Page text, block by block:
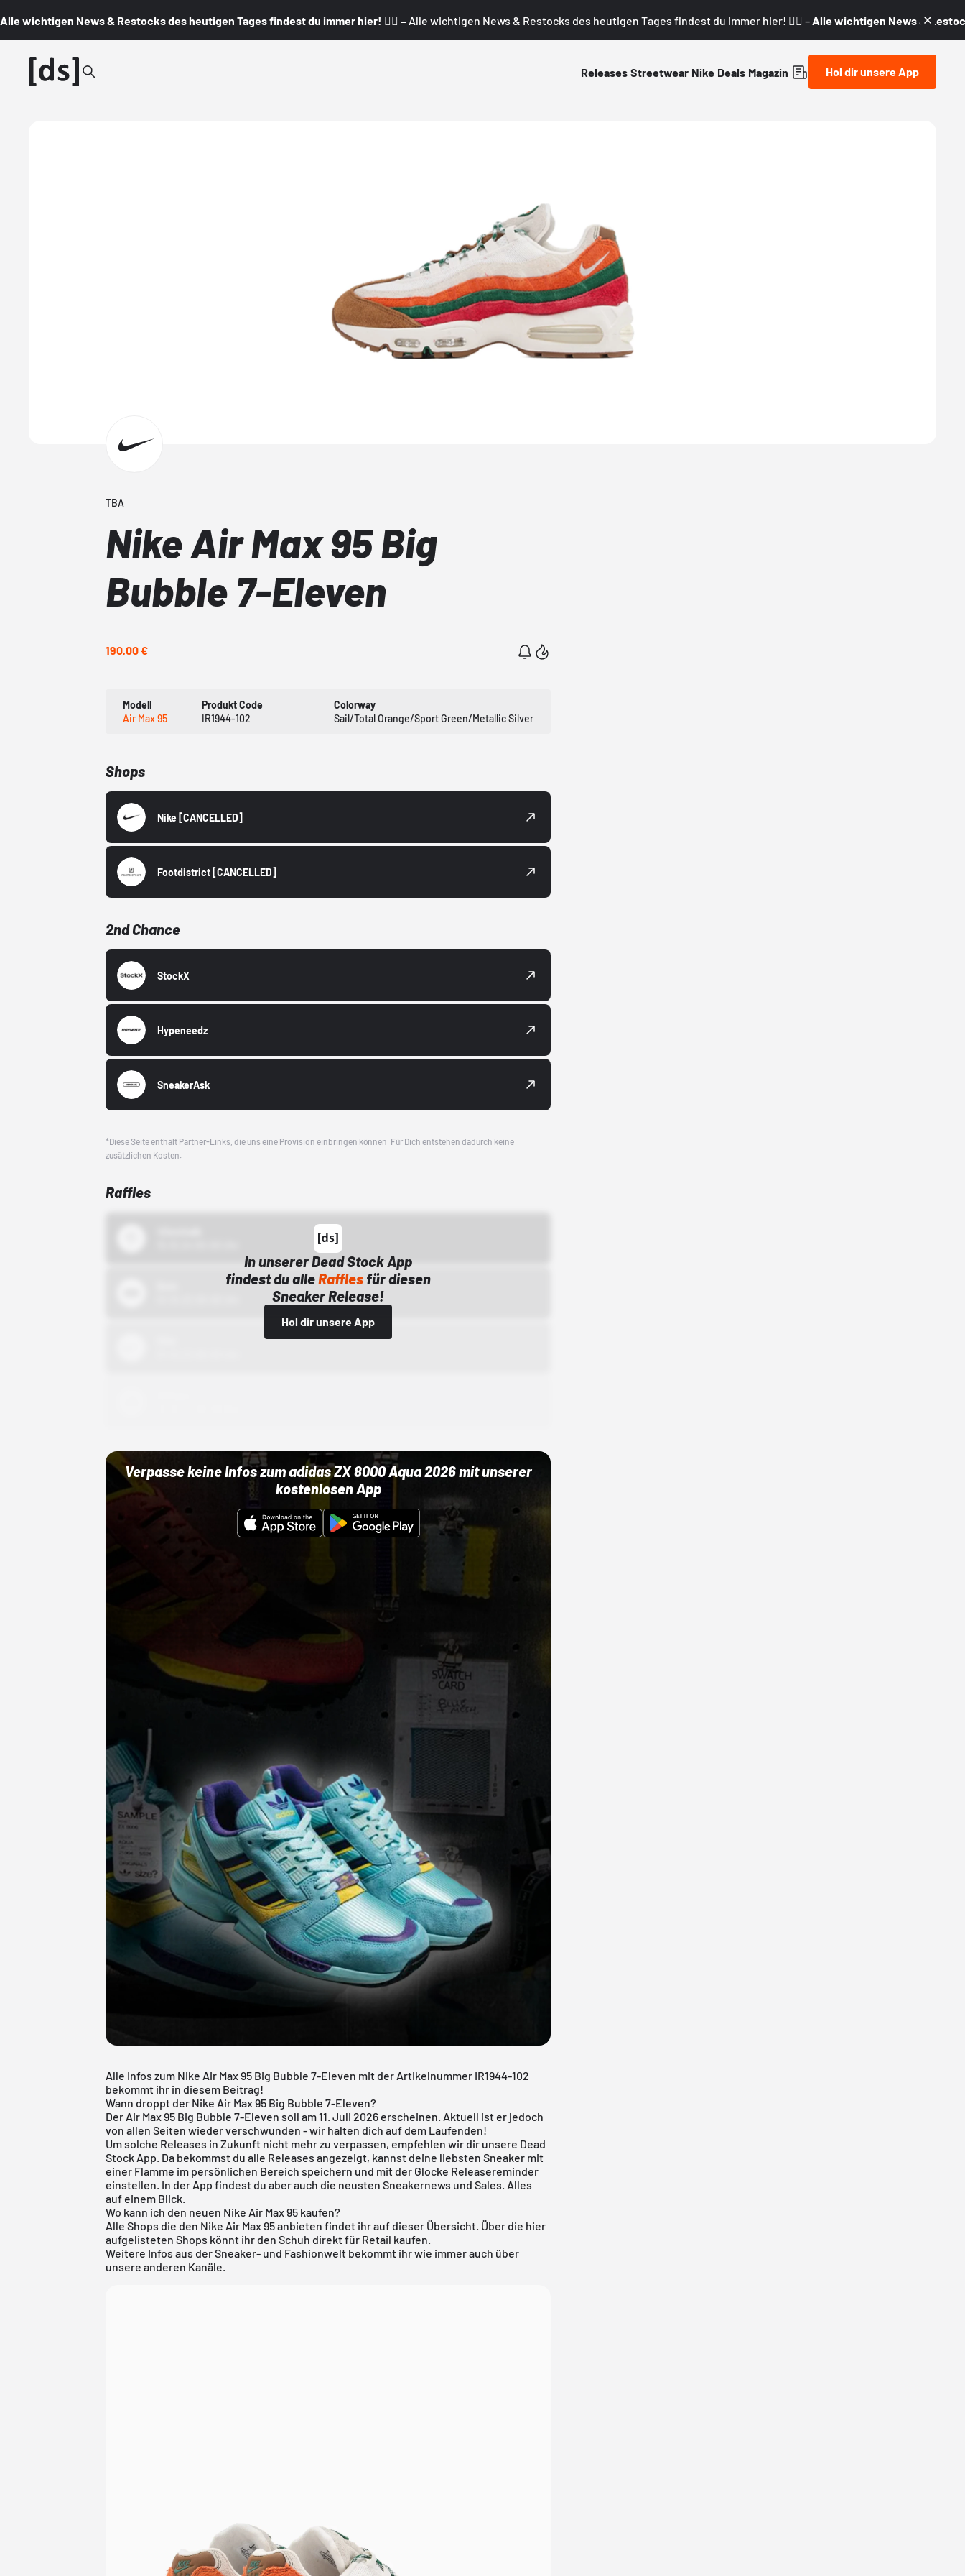
Alle wichtigen News & Restocks des heutigen Tages findest du immer hier! 👇🏼 – Alle wichtigen News & Restocks des heutigen Tages findest du immer hier! 👇🏼 – Alle wichtigen News &
Releases Streetwear Nike Deals Magazin Hol dir unsere App
TBA
Nike Air Max 95 Big
Bubble 7-Eleven
190,00 €
Modell
Air Max 95
Produkt Code
IR1944-102
Colorway
Sail/Total Orange/Sport Green/Metallic Silver
Shops
Nike [CANCELLED]
Footdistrict [CANCELLED]
2nd Chance
StockX
Hypeneedz
SneakerAsk
*Diese Seite enthält Partner-Links, die uns eine Provision einbringen können. Für Dich entstehen dadurch keine
zusätzlichen Kosten.
Raffles
In unserer Dead Stock App
findest du alleRaffles für diesen
Sneaker Release!
Hol dir unsere App
Verpasse keine Infos zum adidas ZX 8000 Aqua 2026 mit unserer
kostenlosen App
Alle Infos zum Nike Air Max 95 Big Bubble 7-Eleven mit der Artikelnummer IR1944-102
bekommt ihr in diesem Beitrag!
Wann droppt der Nike Air Max 95 Big Bubble 7-Eleven?
Der Air Max 95 Big Bubble 7-Eleven soll am 11. Juli 2026 erscheinen. Aktuell ist er jedoch
von allen Seiten wieder verschwunden - wir halten dich auf dem Laufenden!
Um solche Releases in Zukunft nicht mehr zu verpassen, empfehlen wir dir unsere Dead
Stock App . Da bekommst du alle Releases angezeigt, kannst deine liebsten Sneaker mit
einer Flamme im persönlichen Bereich speichern und mit der Glocke Releasereminder
einstellen. In der App findest du aber auch die neusten Sneakernews und Sales. Alles
auf einem Blick.
Wo kann ich den neuen Nike Air Max 95 kaufen?
Alle Shops die den Nike Air Max 95 anbieten findet ihr auf dieser Übersicht. Über die hier
aufgelisteten Shops könnt ihr den Schuh direkt für Retail kaufen.
Weitere Infos aus derSneaker- und Fashionwelt bekommt ihr wie immer auch über
unsere anderen Kanäle.